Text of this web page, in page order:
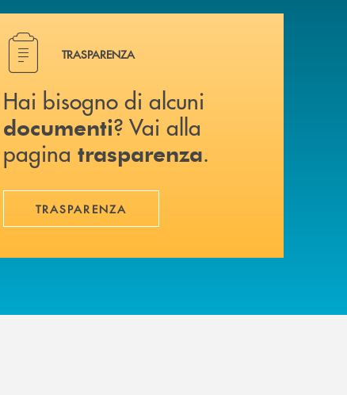
Hai bisogno di alcuni documenti ? Vai alla pagina
TRASPARENZA
Hai bisogno di alcuni
documenti? Vai alla
pagina trasparenza.
TRASPARENZA